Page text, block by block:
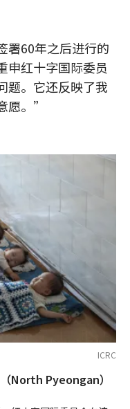
署60年之后进行的
申红十字国际委员
题。它还反映了我
愿。”
ICRC
North Pyeongan）